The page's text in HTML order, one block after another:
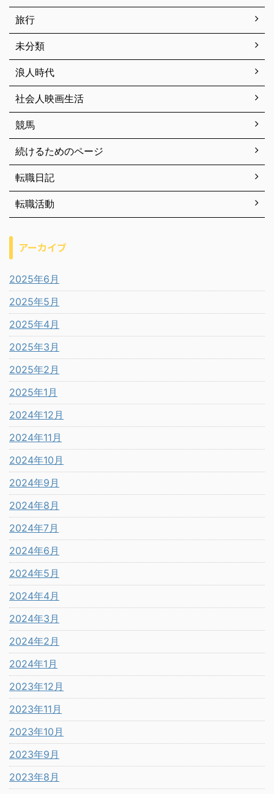
旅行
未分類
浪人時代
社会人映画生活
競馬
続けるためのページ
転職日記
転職活動
アーカイブ
2025年6月
2025年5月
2025年4月
2025年3月
2025年2月
2025年1月
2024年12月
2024年11月
2024年10月
2024年9月
2024年8月
2024年7月
2024年6月
2024年5月
2024年4月
2024年3月
2024年2月
2024年1月
2023年12月
2023年11月
2023年10月
2023年9月
2023年8月